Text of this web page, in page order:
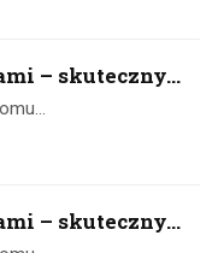
– skuteczny...
– skuteczny...